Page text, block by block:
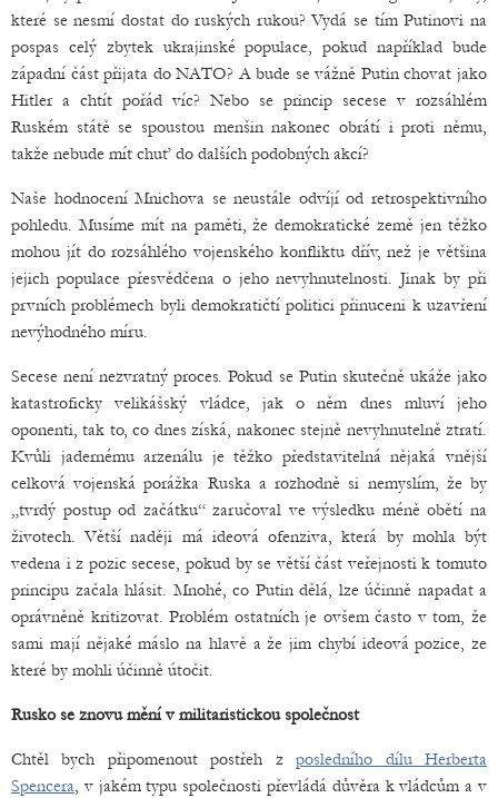
které se nesmí dostat do ruských rukou? Vydá se tím Putinovi na
pospas celý zbytek ukrajinské populace, pokud například bude
západní část přijata do NATO? A bude se vážně Putin chovat jako
Hitler a chtít pořád víc? Nebo se princip secese v rozsáhlém
Ruském státě se spoustou menšin nakonec obrátí i proti němu,
takže nebude mít chuť do dalších podobných akcí?
Naše hodnocení Mnichova se neustále odvíjí od retrospektivního
pohledu. Musíme mít na paměti, že demokratické země jen těžko
mohou jít do rozsáhlého vojenského konfliktu dřív, než je většina
jejich populace přesvědčena o jeho nevyhnutelnosti. Jinak by při
prvních problémech byli demokratičtí politici přinuceni k uzavření
nevýhodného míru.
Secese není nezvratný proces. Pokud se Putin skutečně ukáže jako
katastroficky velikášský vládce, jak o něm dnes mluví jeho
oponenti, tak to, co dnes získá, nakonec stejně nevyhnutelně ztratí.
Kvůli jadernému arzenálu je těžko představitelná nějaká vnější
celková vojenská porážka Ruska a rozhodně si nemyslím, že by
„tvrdý postup od začátku“ zaručoval ve výsledku méně obětí na
životech. Větší naději má ideová ofenziva, která by mohla být
vedena i z pozic secese, pokud by se větší část veřejnosti k tomuto
principu začala hlásit. Mnohé, co Putin dělá, lze účinně napadat a
oprávněně kritizovat. Problém ostatních je ovšem často v tom, že
sami mají nějaké máslo na hlavě a že jim chybí ideová pozice, ze
které by mohli účinně útočit.
Rusko se znovu mění v militaristickou společnost
Chtěl bych připomenout postřeh zposledního dílu Herberta
Spencera, v jakém typu společnosti převládá důvěra k vládcům a v